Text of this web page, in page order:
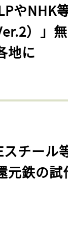
やNHK
）」
地に
スチー
元鉄の